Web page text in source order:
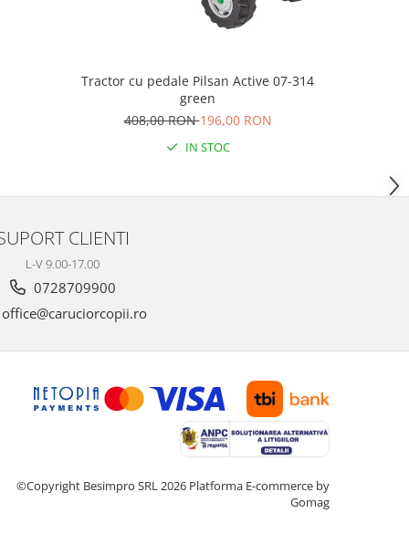
Tractor cu pedale Pilsan Active 07-314
green
408,00 RON196,00 RON
IN STOC
CLIENTI
L-V 9.00-17.00
0728709900
©Copyright Besimpro SRL 2026 Platforma E-commerce by
Gomag